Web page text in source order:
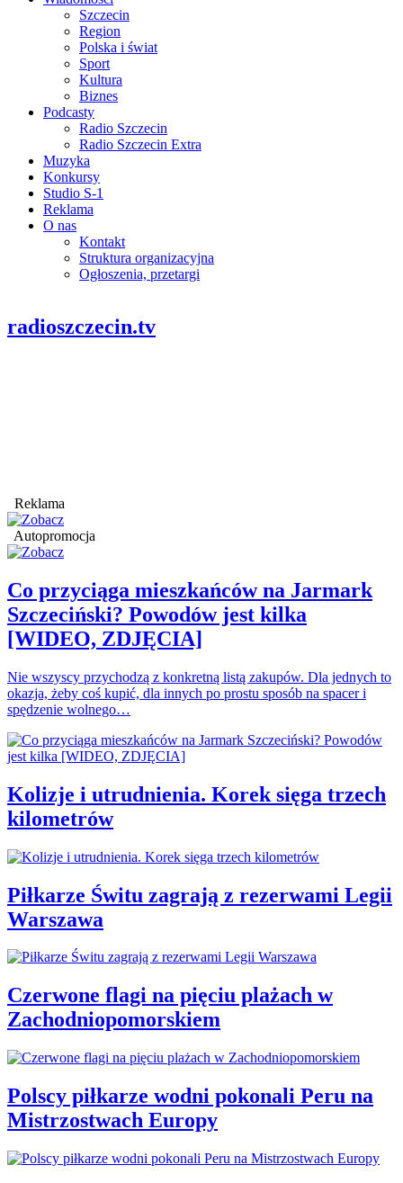
Szczecin
Region
Polska i świat
Sport
Kultura
Biznes
Podcasty
Radio Szczecin
Radio Szczecin Extra
Muzyka
Konkursy
Studio S-1
Reklama
O nas
Kontakt
Struktura organizacyjna
Ogłoszenia, przetargi
radioszczecin.tv
Reklama
Autopromocja
Co przyciąga mieszkańców na Jarmark
Szczeciński? Powodów jest kilka
[WIDEO, ZDJĘCIA]
Nie wszyscy przychodzą z konkretną listą zakupów. Dla jednych to
okazja, żeby coś kupić, dla innych po prostu sposób na spacer i
spędzenie wolnego…
Kolizje i utrudnienia. Korek sięga trzech
kilometrów
Piłkarze Świtu zagrają z rezerwami Legii
Warszawa
Czerwone flagi na pięciu plażach w
Zachodniopomorskiem
Polscy piłkarze wodni pokonali Peru na
Mistrzostwach Europy